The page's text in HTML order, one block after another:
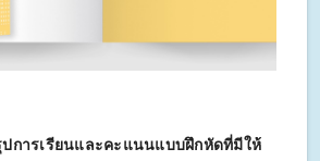
ปการเรียนและคะแนนแบบฝึกหัดที่มีให้